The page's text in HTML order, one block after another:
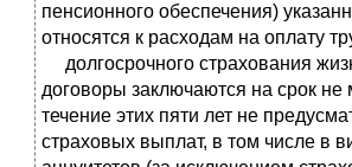
пенсионного обеспечения)
относятся к расходам на оплату
долгосрочного страхования
договоры заключаются на срок не
течение этих пяти лет не
страховых выплат, в том числе в